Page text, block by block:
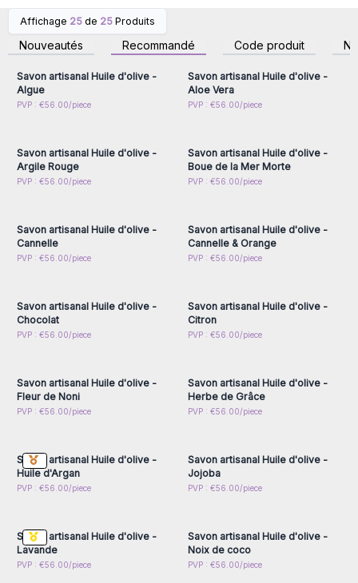
Affichage 25 de 25 Produits
Nouveautés Recommandé Code produit
Connectez-vous ou
inscrivez-vous pour
accéder aux prix de gros
Savon artisanal Huile d'olive -
Algue
PVP : €56.00/piece
inscrivez-vous pour
accéder aux prix de gros
Savon artisanal Huile d'olive -
Aloe Vera
PVP : €56.00/piece
Connectez-vous ou
Savon artisanal Huile d'olive -
Argile Rouge
PVP : €56.00/piece
Connectez-vous ou
Savon artisanal Huile d'olive -
Boue de la Mer Morte
PVP : €56.00/piece
Connectez-vous ou
Savon artisanal Huile d'olive -
Cannelle
PVP : €56.00/piece
Connectez-vous ou
Savon artisanal Huile d'olive -
Cannelle & Orange
PVP : €56.00/piece
Connectez-vous ou
Savon artisanal Huile d'olive -
Chocolat
PVP : €56.00/piece
Connectez-vous ou
Savon artisanal Huile d'olive -
Citron
PVP : €56.00/piece
Connectez-vous ou
Savon artisanal Huile d'olive -
Fleur de Noni
PVP : €56.00/piece
Connectez-vous ou
Savon artisanal Huile d'olive -
Herbe de Grâce
PVP : €56.00/piece
Connectez-vous ou
Savon artisanal Huile d'olive -
Huile d'Argan
PVP : €56.00/piece
Connectez-vous ou
Savon artisanal Huile d'olive -
Jojoba
PVP : €56.00/piece
Connectez-vous ou
Savon artisanal Huile d'olive -
Lavande
PVP : €56.00/piece
Connectez-vous ou
Savon artisanal Huile d'olive -
Noix de coco
PVP : €56.00/piece
Connectez-vous ou
Connectez-vous ou